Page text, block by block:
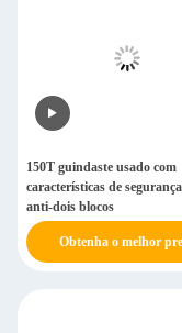
150T guindaste usado com
características de
anti-dois blocos
Obtenha o melhor